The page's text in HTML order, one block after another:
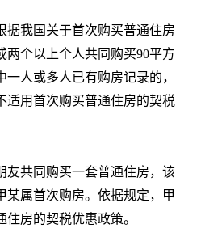
据我国关于首次购买普通住房
两个以上个人共同购买90平方
人或多人已有购房记录的，
适用首次购买普通住房的契税
友共同购买一套普通住房，该
某属首次购房。依据规定，甲
房的契税优惠政策。